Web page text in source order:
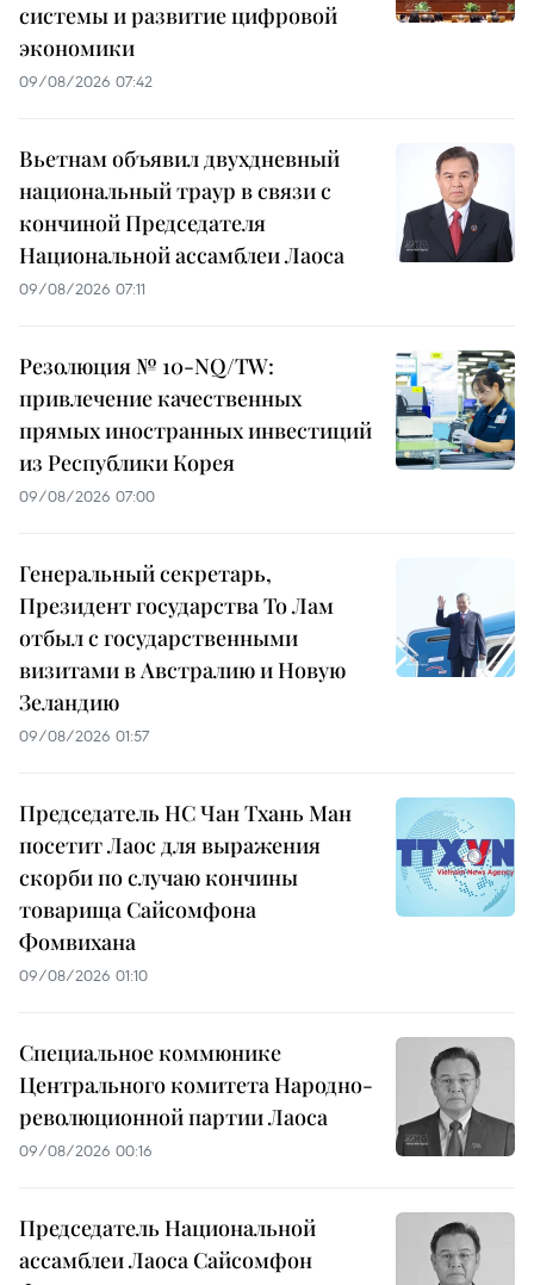
системы и развитие цифровой
экономики
09/08/2026 07:42
Вьетнам объявил двухдневный
национальный траур в связи с
кончиной Председателя
Национальной ассамблеи Лаоса
09/08/2026 07:11
Резолюция № 10-NQ/TW:
привлечение качественных
прямых иностранных инвестиций
из Республики Корея
09/08/2026 07:00
Генеральный секретарь,
Президент государства То Лам
отбыл с государственными
визитами в Австралию и Новую
Зеландию
09/08/2026 01:57
Председатель НС Чан Тхань Ман
посетит Лаос для выражения
скорби по случаю кончины
товарища Сайсомфона
Фомвихана
09/08/2026 01:10
Специальное коммюнике
Центрального комитета Народно-
революционной партии Лаоса
09/08/2026 00:16
Председатель Национальной
ассамблеи Лаоса Сайсомфон